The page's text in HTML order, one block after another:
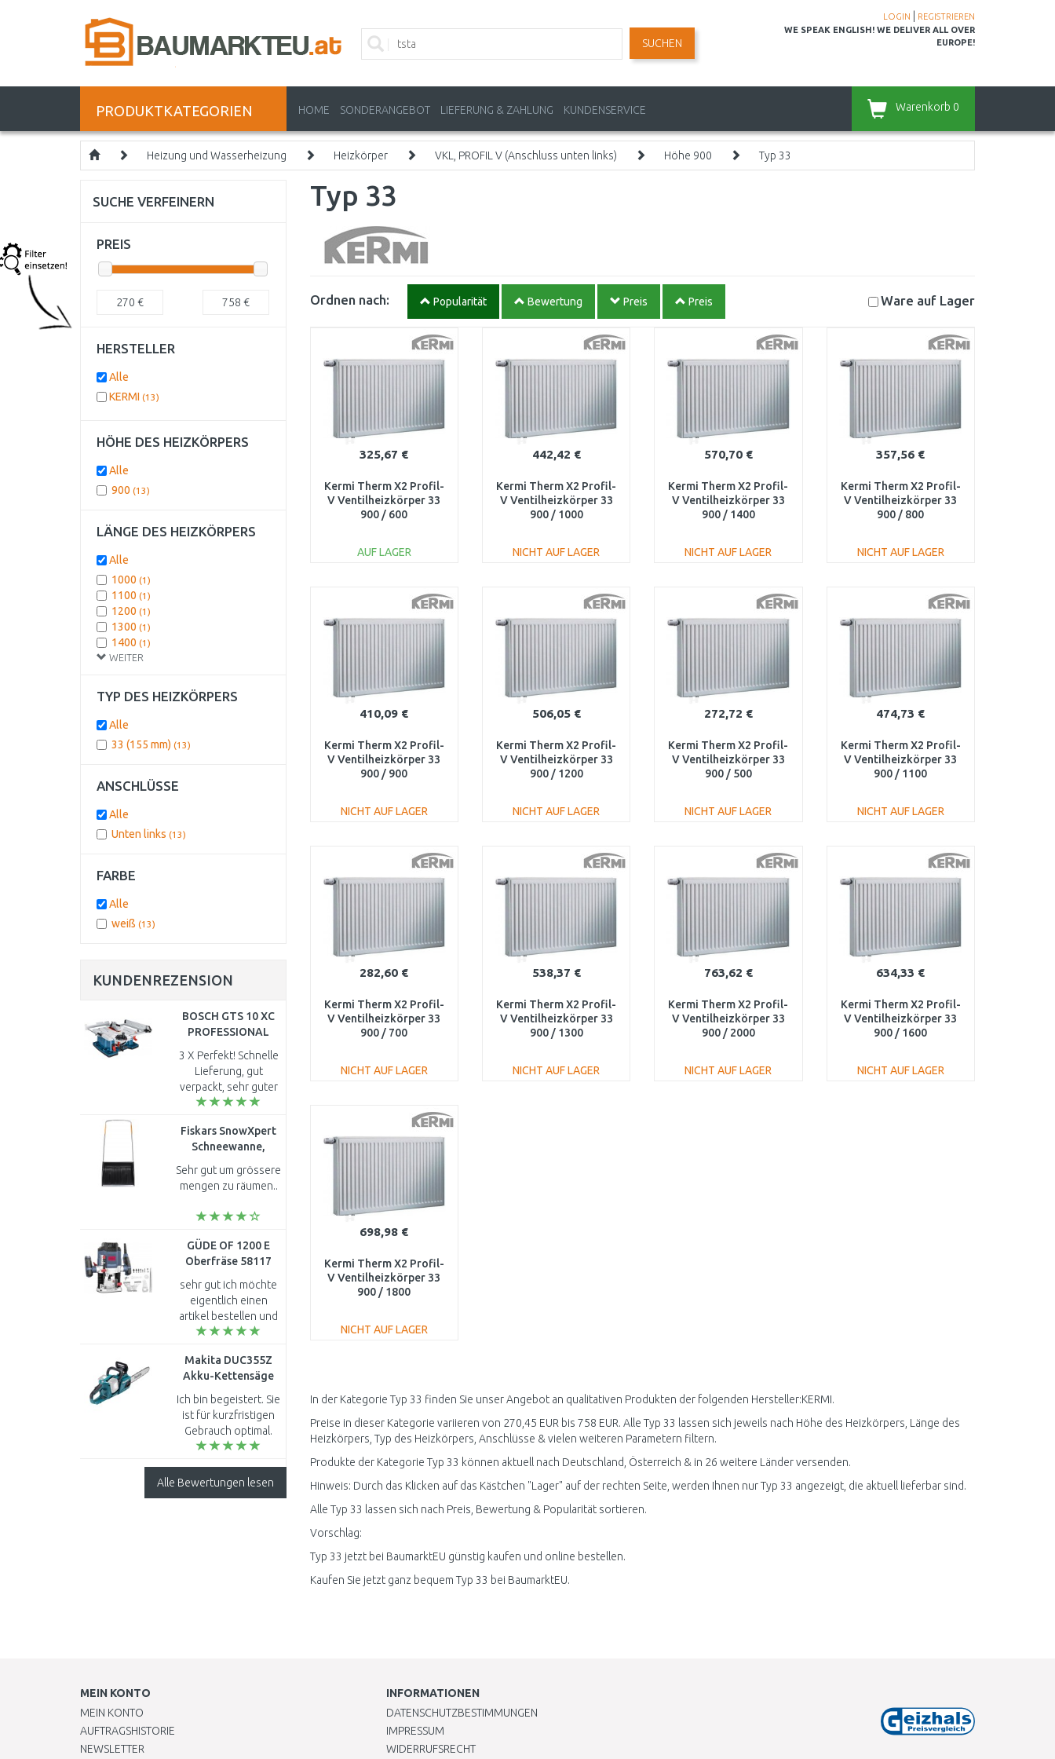
LOGIN
REGISTRIEREN
WE SPEAK ENGLISH! WE DELIVER ALL OVER
EUROPE!
SUCHEN
PRODUKTKATEGORIEN HOME SONDERANGEBOT LIEFERUNG & ZAHLUNG KUNDENSERVICE Warenkorb 0
Heizung und Wasserheizung Heizkörper VKL, PROFIL V (Anschluss unten links) Höhe 900 Typ 33
Typ 33
Ordnen nach: Popularität Bewertung Preis Preis Ware auf Lager
325,67 €
Kermi Therm X2 Profil-
V Ventilheizkörper 33
900 / 600
AUF LAGER
442,42 €
Kermi Therm X2 Profil-
V Ventilheizkörper 33
900 / 1000
NICHT AUF LAGER
570,70 €
Kermi Therm X2 Profil-
V Ventilheizkörper 33
900 / 1400
NICHT AUF LAGER
357,56 €
Kermi Therm X2 Profil-
V Ventilheizkörper 33
900 / 800
NICHT AUF LAGER
410,09 €
Kermi Therm X2 Profil-
V Ventilheizkörper 33
900 / 900
NICHT AUF LAGER
506,05 €
Kermi Therm X2 Profil-
V Ventilheizkörper 33
900 / 1200
NICHT AUF LAGER
272,72 €
Kermi Therm X2 Profil-
V Ventilheizkörper 33
900 / 500
NICHT AUF LAGER
474,73 €
Kermi Therm X2 Profil-
V Ventilheizkörper 33
900 / 1100
NICHT AUF LAGER
282,60 €
Kermi Therm X2 Profil-
V Ventilheizkörper 33
900 / 700
NICHT AUF LAGER
538,37 €
Kermi Therm X2 Profil-
V Ventilheizkörper 33
900 / 1300
NICHT AUF LAGER
763,62 €
Kermi Therm X2 Profil-
V Ventilheizkörper 33
900 / 2000
NICHT AUF LAGER
634,33 €
Kermi Therm X2 Profil-
V Ventilheizkörper 33
900 / 1600
NICHT AUF LAGER
698,98 €
Kermi Therm X2 Profil-
V Ventilheizkörper 33
900 / 1800
NICHT AUF LAGER
In der Kategorie Typ 33 finden Sie unser Angebot an qualitativen Produkten der folgenden Hersteller:KERMI.
Preise in dieser Kategorie variieren von 270,45 EUR bis 758 EUR. Alle Typ 33 lassen sich jeweils nach Höhe des Heizkörpers, Länge des
Heizkörpers, Typ des Heizkörpers, Anschlüsse & vielen weiteren Parametern filtern.
Produkte der Kategorie Typ 33 können aktuell nach Deutschland, Österreich & in 26 weitere Länder versenden.
Hinweis: Durch das Klicken auf das Kästchen "Lager" auf der rechten Seite, werden Ihnen nur Typ 33 angezeigt, die aktuell lieferbar sind.
Alle Typ 33 lassen sich nach Preis, Bewertung & Popularität sortieren.
Vorschlag:
Typ 33 jetzt bei BaumarktEU günstig kaufen und online bestellen.
Kaufen Sie jetzt ganz bequem Typ 33 bei BaumarktEU.
SUCHE VERFEINERN
PREIS
270 € 758 €
HERSTELLER
Alle
KERMI (13)
HÖHE DES HEIZKÖRPERS
Alle
900 (13)
LÄNGE DES HEIZKÖRPERS
WEITER
Alle
1000 (1)
1100 (1)
1200 (1)
1300 (1)
1400 (1)
1600(1)
2000(1)
500
600
700
800
TYP DES HEIZKÖRPERS
Alle
33 (155 mm) (13)
ANSCHLÜSSE
Alle
Unten links (13)
FARBE
Alle
weiß (13)
KUNDENREZENSION
BOSCH GTS 10 XC
PROFESSIONAL
Tischsäge
0601B30400
3 X Perfekt! Schnelle
Lieferung, gut
verpackt, sehr guter
Preis!!!! Also was will
derzeitigen
Lieferproblemen
wegen Corona...
Fiskars SnowXpert
Schneewanne,
(143021) 1003470
Sehr gut um grössere
mengen zu räumen..
GÜDE OF 1200 E
Oberfräse 58117
sehr gut ich möchte
eigentlich einen
artikel bestellen und
nichts bewerten..
Makita DUC355Z
Akku-Kettensäge
35cm, Li-ion LXT
2x18V, Solo ohne
Akku
Ich bin begeistert. Sie
ist für kurzfristigen
Gebrauch optimal.
Nicht für Holz über
Alle Bewertungen lesen
MEIN KONTO
MEIN KONTO
AUFTRAGSHISTORIE
NEWSLETTER
INFORMATIONEN
DATENSCHUTZBESTIMMUNGEN
IMPRESSUM
WIDERRUFSRECHT